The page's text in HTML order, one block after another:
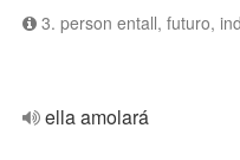
3. person entall, futuro,
ella amolará